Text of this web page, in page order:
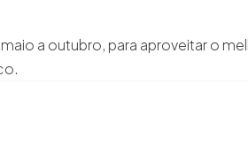
a outubro, para aproveitar o